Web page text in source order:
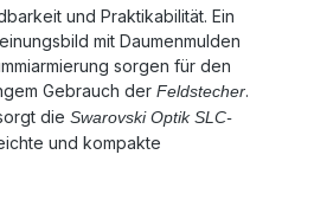
und den Kunden dazu
hinzusehen – das
Und das neue Fernglas ist
und kompakt. Tatsächlich
das leichteste Fernglas und dank
auch ungemein handlich. Die
am Trageriemen, sodass das
um den Hals getragen
und Praktikabilität. Ein
mit Daumenmulden
sorgen für den
Gebrauch der Feldstecher.
die Swarovski Optik SLC-
und kompakte